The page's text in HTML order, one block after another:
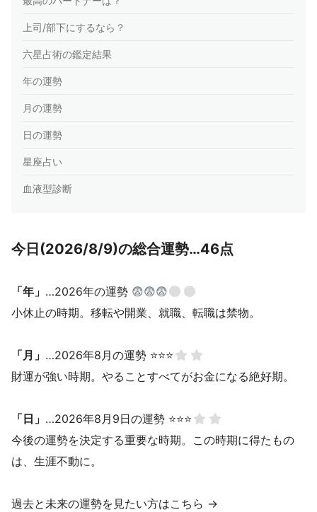
上司/部下にするなら？
六星占術の鑑定結果
年の運勢
月の運勢
日の運勢
星座占い
血液型診断
今日(2026/8/9)の総合運勢…46点
「年」 …2026年の運勢 😨😨😨
小休止の時期。移転や開業、就職、転職は禁物。
「月」 …2026年8月の運勢 ⭐⭐⭐
財運が強い時期。やることすべてがお金になる絶好期。
「日」 …2026年8月9日の運勢 ⭐⭐⭐
今後の運勢を決定する重要な時期。この時期に得たもの
は、生涯不動に。
過去と未来の運勢を見たい方はこちら →